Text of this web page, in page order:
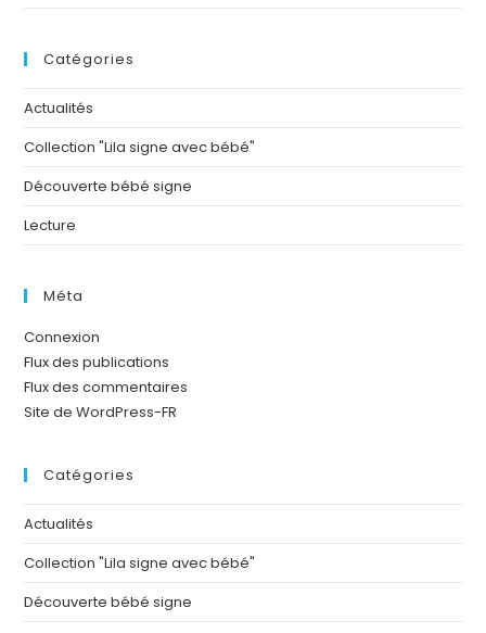
Catégories
Actualités
Collection "Lila signe avec bébé"
Découverte bébé signe
Lecture
Méta
Connexion
Flux des publications
Flux des commentaires
Site de WordPress-FR
Catégories
Actualités
Collection "Lila signe avec bébé"
Découverte bébé signe